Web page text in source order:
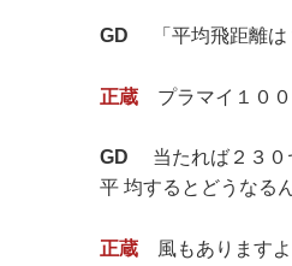
GD 「平均飛距離は
正蔵 プラマイ１０
GD 当たれば２３０
平 均するとどうなる
正蔵 風もありますよ